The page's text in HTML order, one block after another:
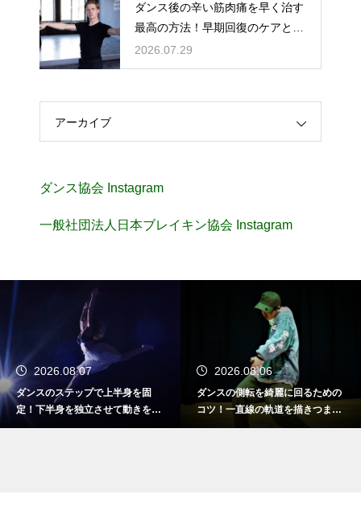
ダンス後の辛い筋肉痛を早く治す
最高の方法！早期回復のケアと
は？
2026.07.29
アーカイブ
ダンス協会 Instagram
一般社団法人日本ブレイキン協会 Instagram
2026.08.07
ダンスのステップで上半身を固
定！下半身を独立させて動きを際
立たせる
2026.08.06
ダンスの側転を綺麗に回るための
コツ！一直線の軌道を描きつま先
まで伸ばす